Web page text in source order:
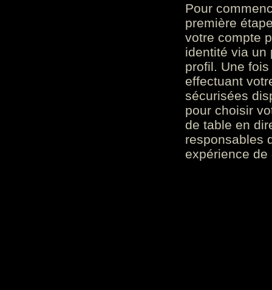
Pour
première
votre compte
identité via un
profil. Une
effectuant
sécurisées
pour choisir
de table en
responsables
expérience